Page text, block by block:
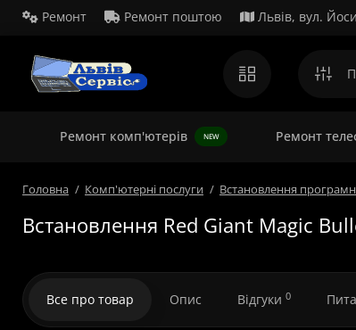
Ремонт Ремонт поштою Львів, вул.
Ремонт комп'ютерів NEW Ремонт
Головна Комп'ютерні послуги Встановлення
Встановлення Red Giant Magic
Все про товар Опис Відгуки 0